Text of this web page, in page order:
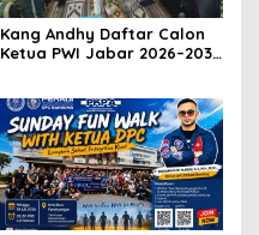
Kang Andhy Daftar Calon
Ketua PWI Jabar 2026–2031,
Karier Internasional